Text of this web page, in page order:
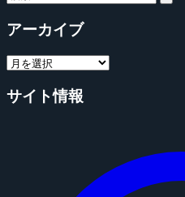
アーカイブ
サイト情報